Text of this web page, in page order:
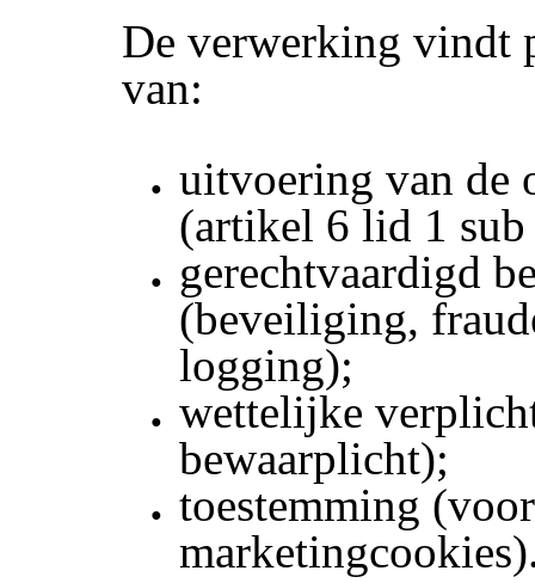
De verwerking vindt
van:
uitvoering van de
(artikel 6 lid 1
gerechtvaardigd
(beveiliging,
logging);
wettelijke
bewaarplicht);
toestemming (voor